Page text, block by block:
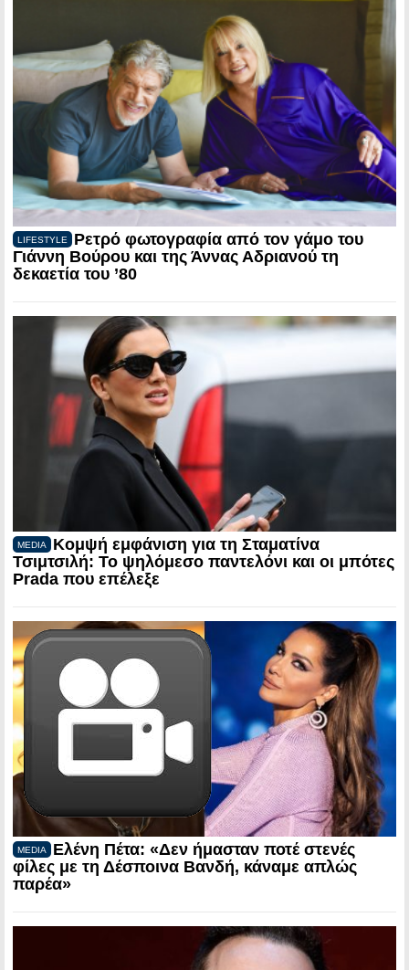
LIFESTYLE
Ρετρό φωτογραφία από τον γάμο του
Γιάννη Βούρου και της Άννας Αδριανού τη
δεκαετία του ’80
MEDIA
Κομψή εμφάνιση για τη Σταματίνα
Τσιμτσιλή: Το ψηλόμεσο παντελόνι και οι μπότες
Prada που επέλεξε
MEDIA
Ελένη Πέτα: «Δεν ήμασταν ποτέ στενές
φίλες με τη Δέσποινα Βανδή, κάναμε απλώς
παρέα»